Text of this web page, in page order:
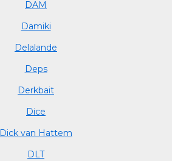
DAM
Damiki
Delalande
Deps
Derkbait
Dice
Dick van Hattem
DLT